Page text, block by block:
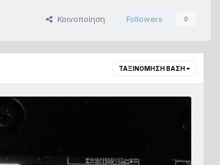
Κοινοποίηση Followers 0
ΤΑΞΙΝΌΜΗΣΗ ΒΆΣΗ